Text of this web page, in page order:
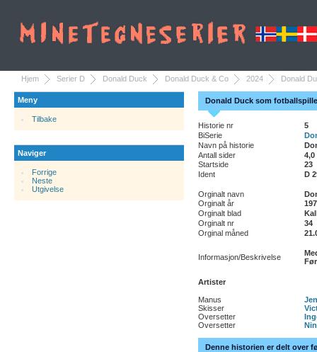
Hjem Serier D Donald Duck Donald Duck & Co 2024 Donald
Meny
Tilbake
Naviger
Forrige
Neste
Utgivelse
Donald Duck som
Historie nr
5
BiSerie
Navn på historie
Antall sider
4,0
Startside
23
Ident
D
Orginalt navn
Orginalt år
Orginalt blad
Orginalt nr
34
Orginal måned
Informasjon/Beskrivelse
Artister
Manus
Skisser
Oversetter
Oversetter
Denne historien er delt over